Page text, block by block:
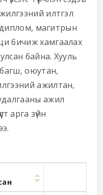
илтгэл
диплом, магитрын
бичиж хамгаалах
байна. Хууль
багш, оюутан,
ажилтан,
ажил
арга зүйн